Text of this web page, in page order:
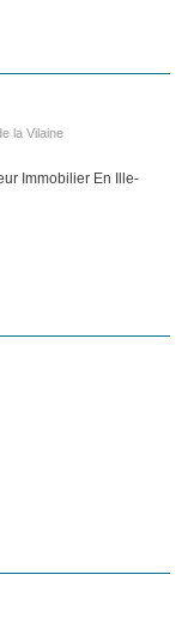
la Vilaine
Immobilier En Ille-